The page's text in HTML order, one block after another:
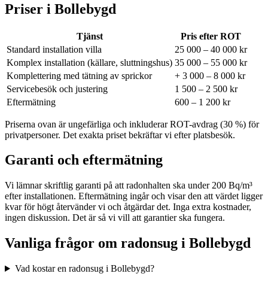
Priser i Bollebygd
Tjänst
Pris efter ROT
Standard installation villa
25 000 – 40 000 kr
Komplex installation (källare, sluttningshus) 35 000 – 55 000 kr
Komplettering med tätning av sprickor
+ 3 000 – 8 000 kr
Servicebesök och justering
1 500 – 2 500 kr
Eftermätning
600 – 1 200 kr
Priserna ovan är ungefärliga och inkluderar ROT-avdrag (30 %) för
privatpersoner. Det exakta priset bekräftar vi efter platsbesök.
Garanti och eftermätning
Vi lämnar skriftlig garanti på att radonhalten ska under 200 Bq/m³
efter installationen. Eftermätning ingår och visar den att värdet ligger
kvar för högt återvänder vi och åtgärdar det. Inga extra kostnader,
ingen diskussion. Det är så vi vill att garantier ska fungera.
Vanliga frågor om radonsug i Bollebygd
Vad kostar en radonsug i Bollebygd?